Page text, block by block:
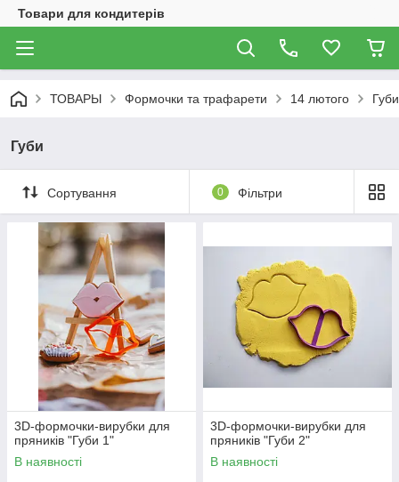
Товари для кондитерів
ТОВАРЫ Формочки та трафарети 14 лютого Губи
Губи
Сортування 0 Фільтри
3D-формочки-вирубки для
пряників "Губи 1"
В наявності
3D-формочки-вирубки для
пряників "Губи 2"
В наявності